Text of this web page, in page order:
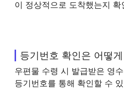
이 정상적으로 도착했는지
등기번호 확인은 어떻
우편물 수령 시 발급받은 영
등기번호를 통해 확인할 수